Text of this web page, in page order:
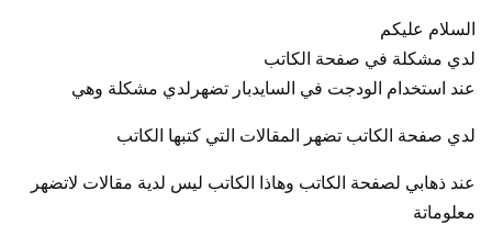
السلام عليكم
لدي مشكلة في صفحة الكاتب
عند استخدام الودجت في السايدبار تضهرلدي مشكلة وهي
لدي صفحة الكاتب تضهر المقالات التي كتبها الكاتب
عند ذهابي لصفحة الكاتب وهاذا الكاتب ليس لدية مقالات لاتضهر
معلوماتة